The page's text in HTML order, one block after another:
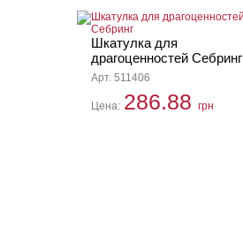
Шкатулка для
драгоценностей Себринг
Арт. 511406
Цена: 286.88 грн